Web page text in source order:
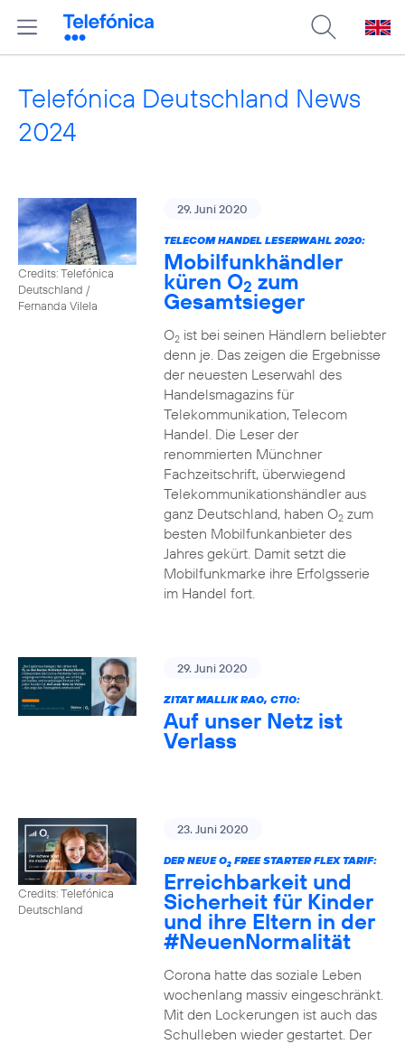
Telefónica Deutschland News
2024
Credits: Telefónica
Deutschland /
Fernanda Vilela
29. Juni 2020
TELECOM HANDEL LESERWAHL 2020:
Mobilfunkhändler
küren O2 zum
Gesamtsieger
O2ist bei seinen Händlern beliebter
denn je. Das zeigen die Ergebnisse
der neuesten Leserwahl des
Handelsmagazins für
Telekommunikation, Telecom
Handel. Die Leser der
renommierten Münchner
Fachzeitschrift, überwiegend
Telekommunikationshändler aus
ganz Deutschland, haben O2zum
besten Mobilfunkanbieter des
Jahres gekürt. Damit setzt die
Mobilfunkmarke ihre Erfolgsserie
im Handel fort.
29. Juni 2020
ZITAT MALLIK RAO, CTIO:
Auf unser Netz ist
Verlass
Credits: Telefónica
Deutschland
23. Juni 2020
DER NEUE O2FREE STARTER FLEX TARIF:
Erreichbarkeit und
Sicherheit für Kinder
und ihre Eltern in der
#NeuenNormalität
Corona hatte das soziale Leben
wochenlang massiv eingeschränkt.
Mit den Lockerungen ist auch das
Schulleben wieder gestartet. Der